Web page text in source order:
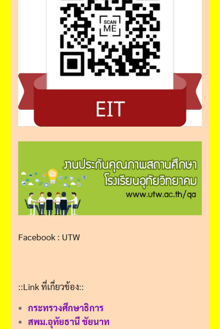
Facebook : UTW
::Link ที่เกี่ยวข้อง::
กระทรวงศึกษาธิการ
สพม.อุทัยธานี ชัยนาท